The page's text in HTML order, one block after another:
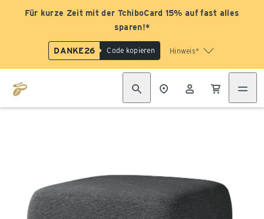
Für kurze Zeit mit der TchiboCard 15% auf fast alles
sparen!*
DANKE26 Code kopieren Hinweis*